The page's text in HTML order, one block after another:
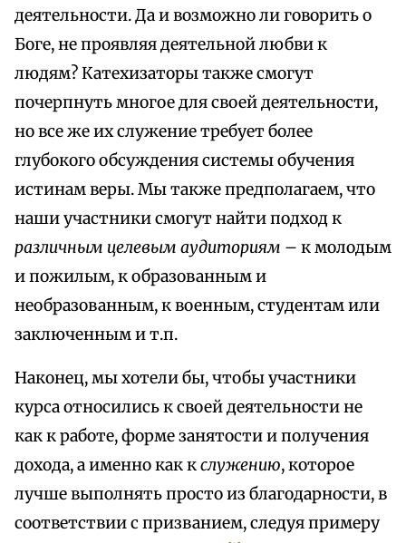
деятельности. Да и возможно ли говорить о
Боге, не проявляя деятельной любви к
людям? Катехизаторы также смогут
почерпнуть многое для своей деятельности,
но все же их служение требует более
глубокого обсуждения системы обучения
истинам веры. Мы также предполагаем, что
наши участники смогут найти подход к
различным целевым аудиториям – к молодым
и пожилым, к образованным и
необразованным, к военным, студентам или
заключенным и т.п.
Наконец, мы хотели бы, чтобы участники
курса относились к своей деятельности не
как к работе, форме занятости и получения
дохода, а именно как кслужению, которое
лучше выполнять просто из благодарности, в
соответствии с призванием, следуя примеру